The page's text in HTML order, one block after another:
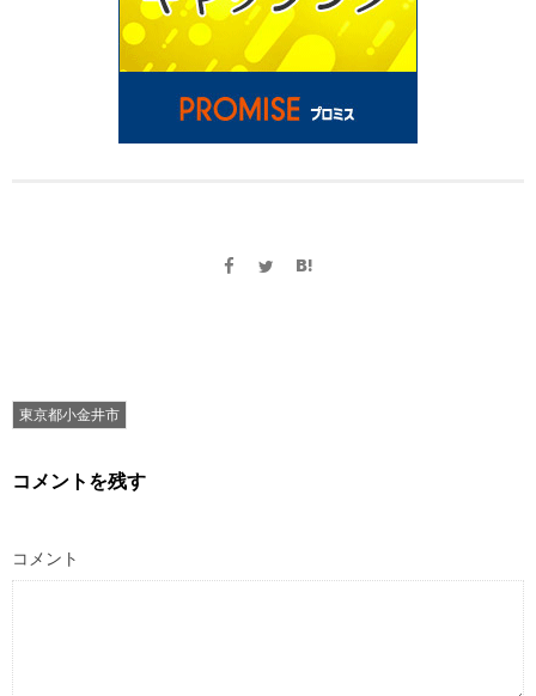
東京都小金井市
コメントを残す
コメント